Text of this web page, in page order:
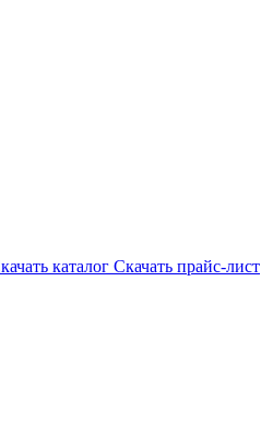
каталог Скачать прайс-лист